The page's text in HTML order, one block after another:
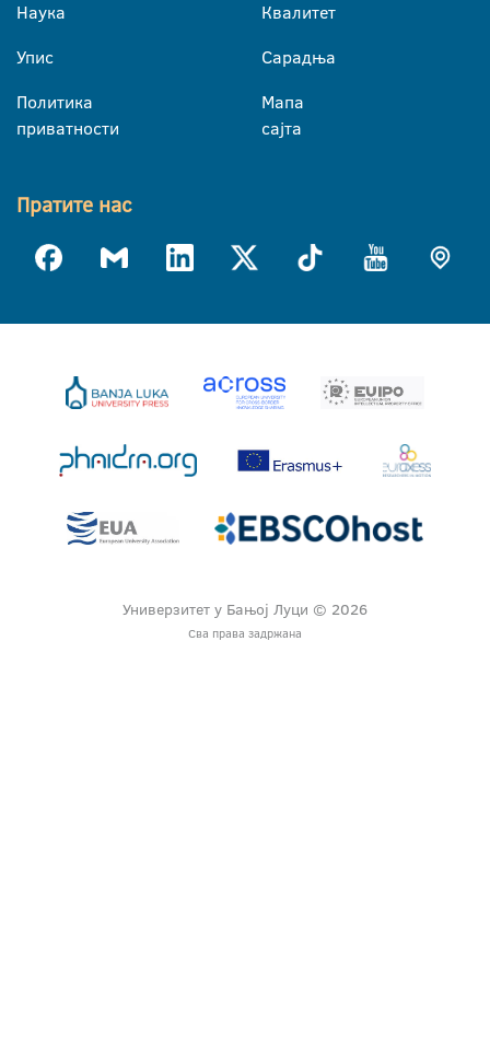
Наука
Упис
Политика
приватности
Квалитет
Сарадња
Мапа
сајта
Пратите нас
Универзитет у Бањој Луци © 2026
Сва права задржана